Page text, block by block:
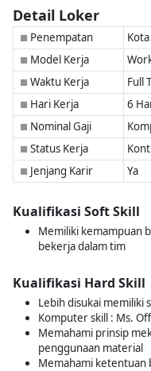
Detail Loker
■ Penempatan
■ Model Kerja
■ Waktu Kerja Full
■ Hari Kerja 6
■ Nominal Gaji
■ Status Kerja
■ Jenjang Karir Ya
Kualifikasi Soft Skill
Memiliki kemampuan
bekerja dalam tim
Kualifikasi Hard Skill
Lebih disukai
Komputer skill : Ms.
Memahami prinsip
penggunaan material
Memahami ketentuan